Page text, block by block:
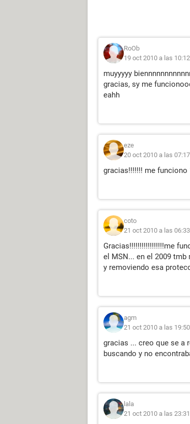
RoOb
19 oct 2010 a las 10:12
muyyyyy
gracias, sy me
eahh
eze
20 oct 2010 a las 07:17
gracias!!!!!!! me funciono
coto
21 oct 2010 a las 06:33
Gracias!!!!!!!!!!!!!!!!!me
el MSN... en el 2009
y removiendo esa
agm
21 oct 2010 a las 19:50
gracias ... creo que se a
buscando y no
lala
21 oct 2010 a las 23:31